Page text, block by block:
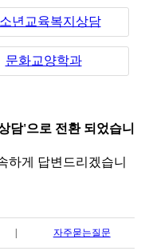
년교육복지상담
문화교양학과
담'으로 전환 되었습니
하게 답변드리겠습니
자주묻는질문